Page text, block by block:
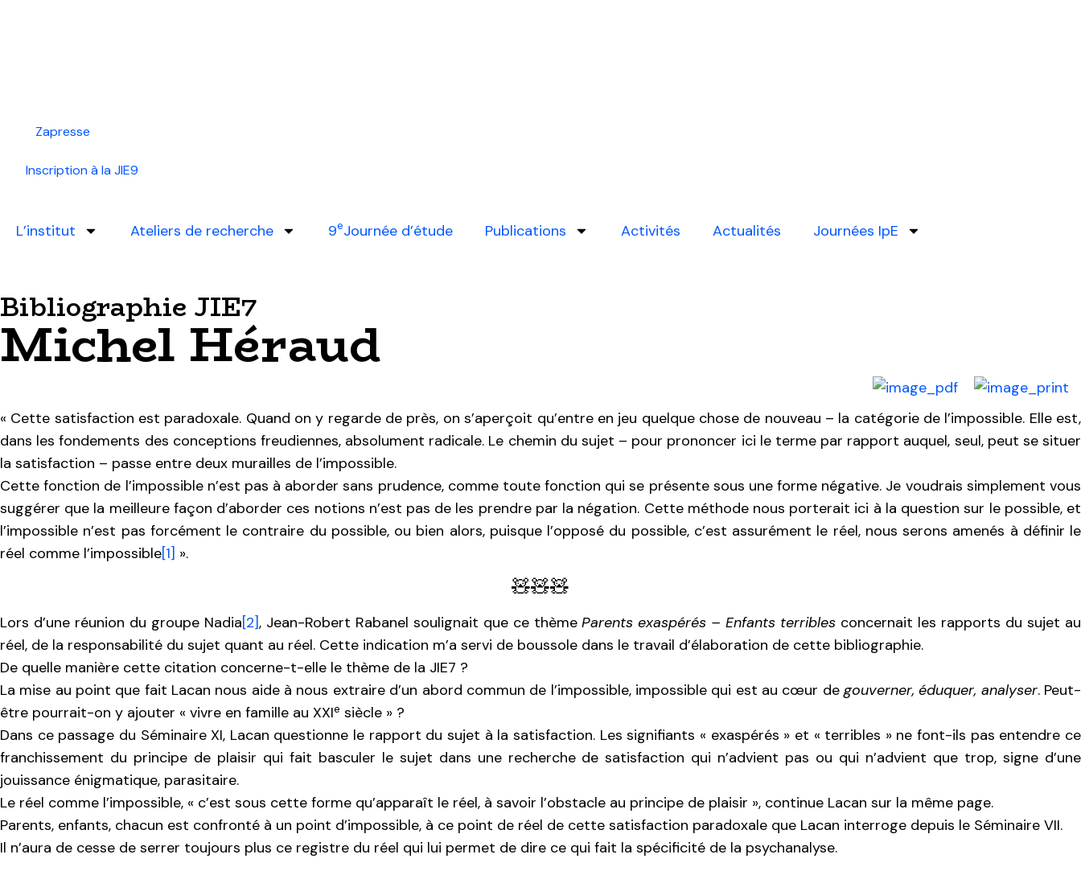
Zapresse
Inscription à la JIE9
L’institut Ateliers de recherche 9eJournée d’étude Publications Activités Actualités Journées IpE
Bibliographie JIE7
Michel Héraud
« Cette satisfaction est paradoxale. Quand on y regarde de près, on s’aperçoit qu’entre en jeu quelque chose de nouveau – la catégorie de l’impossible. Elle est,
dans les fondements des conceptions freudiennes, absolument radicale. Le chemin du sujet – pour prononcer ici le terme par rapport auquel, seul, peut se situer
la satisfaction – passe entre deux murailles de l’impossible.
Cette fonction de l’impossible n’est pas à aborder sans prudence, comme toute fonction qui se présente sous une forme négative. Je voudrais simplement vous
suggérer que la meilleure façon d’aborder ces notions n’est pas de les prendre par la négation. Cette méthode nous porterait ici à la question sur le possible, et
l’impossible n’est pas forcément le contraire du possible, ou bien alors, puisque l’opposé du possible, c’est assurément le réel, nous serons amenés à définir le
réel comme l’impossible[1] ».
🧸🧸🧸
Lors d’une réunion du groupe Nadia[2], Jean-Robert Rabanel soulignait que ce thèmeParents exaspérés – Enfants terribles concernait les rapports du sujet au
réel, de la responsabilité du sujet quant au réel. Cette indication m’a servi de boussole dans le travail d’élaboration de cette bibliographie.
De quelle manière cette citation concerne-t-elle le thème de la JIE7 ?
La mise au point que fait Lacan nous aide à nous extraire d’un abord commun de l’impossible, impossible qui est au cœur degouverner, éduquer, analyser. Peut-
être pourrait-on y ajouter « vivre en famille au XXIe siècle » ?
Dans ce passage du Séminaire XI, Lacan questionne le rapport du sujet à la satisfaction. Les signifiants « exaspérés » et « terribles » ne font-ils pas entendre ce
franchissement du principe de plaisir qui fait basculer le sujet dans une recherche de satisfaction qui n’advient pas ou qui n’advient que trop, signe d’une
jouissance énigmatique, parasitaire.
Le réel comme l’impossible, « c’est sous cette forme qu’apparaît le réel, à savoir l’obstacle au principe de plaisir », continue Lacan sur la même page.
Parents, enfants, chacun est confronté à un point d’impossible, à ce point de réel de cette satisfaction paradoxale que Lacan interroge depuis le Séminaire VII.
Il n’aura de cesse de serrer toujours plus ce registre du réel qui lui permet de dire ce qui fait la spécificité de la psychanalyse.